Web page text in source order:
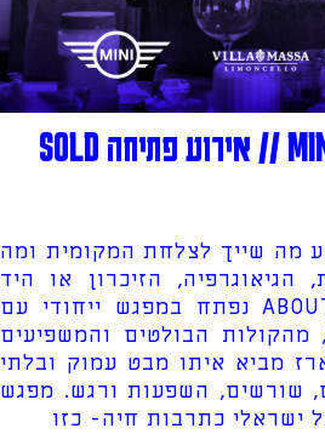
MINI X ABOUT US #15 // אירוע פתיחה SOLD
מה שייך לצלחת המקומית ומה
הזיכרון או היד
שמבשלת? יריד ABOUT US נפתח במפגש ייחודי עם
הבולטים והמשפיעים
מביא איתו מבט עמוק ובלתי
שורשים, השפעות ורגש. מפגש
ישראלי כתרבות חיה- כזו